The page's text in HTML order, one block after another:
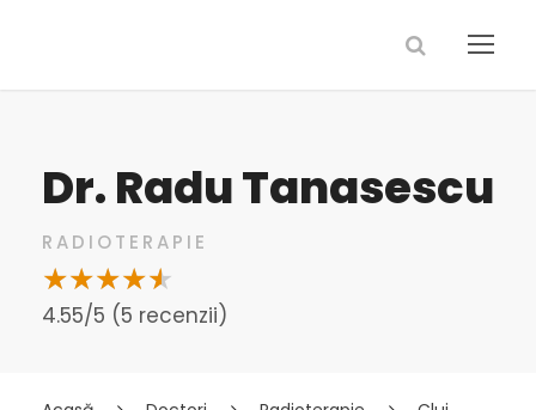
Dr. Radu Tanasescu
RADIOTERAPIE
4.55/5 (5 recenzii)